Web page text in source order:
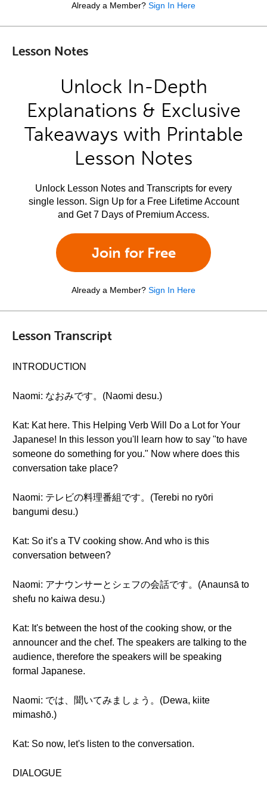
Already a Member? Sign In Here
Lesson Notes
Unlock In-Depth
Explanations & Exclusive
Takeaways with Printable
Lesson Notes
Unlock Lesson Notes and Transcripts for every
single lesson. Sign Up for a Free Lifetime Account
and Get 7 Days of Premium Access.
Join for Free
Already a Member? Sign In Here
Lesson Transcript
INTRODUCTION
Naomi: なおみです。(Naomi desu.)
Kat: Kat here. This Helping Verb Will Do a Lot for Your
Japanese! In this lesson you'll learn how to say "to have
someone do something for you." Now where does this
conversation take place?
Naomi: テレビの料理番組です。(Terebi no ryōri
bangumi desu.)
Kat: So it’s a TV cooking show. And who is this
conversation between?
Naomi: アナウンサーとシェフの会話です。(Anaunsā to
shefu no kaiwa desu.)
Kat: It's between the host of the cooking show, or the
announcer and the chef. The speakers are talking to the
audience, therefore the speakers will be speaking
formal Japanese.
Naomi: では、聞いてみましょう。(Dewa, kiite
mimashō.)
Kat: So now, let's listen to the conversation.
DIALOGUE